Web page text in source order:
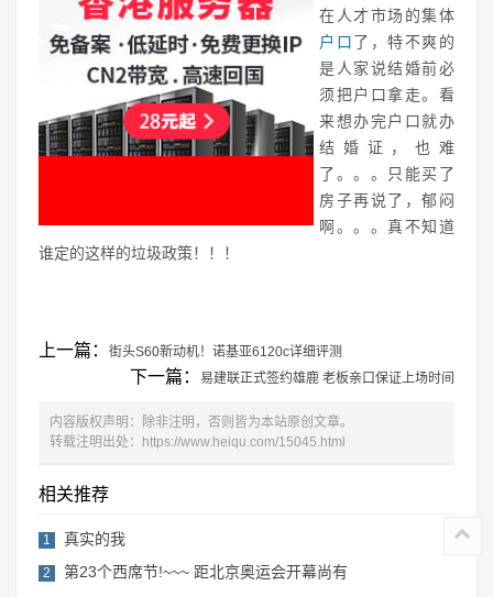
在人才市场的集体
户口了，特不爽的
是人家说结婚前必
须把户口拿走。看
来想办完户口就办
结婚证，也难
了。。。只能买了
房子再说了，郁闷
啊。。。真不知道
谁定的这样的垃圾政策！！！
上一篇： 街头S60新动机！诺基亚6120c详细评测
下一篇： 易建联正式签约雄鹿 老板亲口保证上场时间
内容版权声明：除非注明，否则皆为本站原创文章。
转载注明出处：
https://www.heiqu.com/15045.html
相关推荐
1 真实的我
2
第23个西席节!~~~ 距北京奥运会开幕尚有